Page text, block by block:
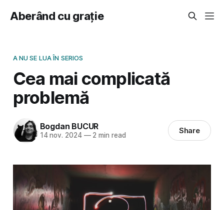
Aberând cu grație
A NU SE LUA ÎN SERIOS
Cea mai complicată
problemă
Bogdan BUCUR
14 nov. 2024 —2 min read Share